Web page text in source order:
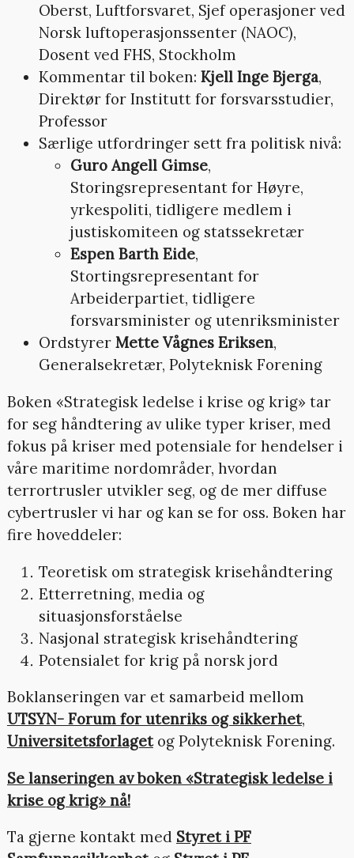
Oberst, Luftforsvaret, Sjef operasjoner ved
Norsk luftoperasjonssenter (NAOC),
Dosent ved FHS, Stockholm
Kommentar til boken: Kjell Inge Bjerga,
Direktør for Institutt for forsvarsstudier,
Professor
Særlige utfordringer sett fra politisk nivå:
Guro Angell Gimse,
Storingsrepresentant for Høyre,
yrkespoliti, tidligere medlem i
justiskomiteen og statssekretær
Espen Barth Eide,
Stortingsrepresentant for
Arbeiderpartiet, tidligere
forsvarsminister og utenriksminister
Ordstyrer Mette Vågnes Eriksen,
Generalsekretær, Polyteknisk Forening
Boken «Strategisk ledelse i krise og krig» tar
for seg håndtering av ulike typer kriser, med
fokus på kriser med potensiale for hendelser i
våre maritime nordområder, hvordan
terrortrusler utvikler seg, og de mer diffuse
cybertrusler vi har og kan se for oss. Boken har
fire hoveddeler:
Teoretisk om strategisk krisehåndtering
Etterretning, media og
situasjonsforståelse
Nasjonal strategisk krisehåndtering
Potensialet for krig på norsk jord
Boklanseringen var et samarbeid mellom
UTSYN- Forum for utenriks og sikkerhet,
Universitetsforlagetog Polyteknisk Forening.
Se lanseringen av boken «Strategisk ledelse i
krise og krig» nå!
Ta gjerne kontakt med Styret i PF